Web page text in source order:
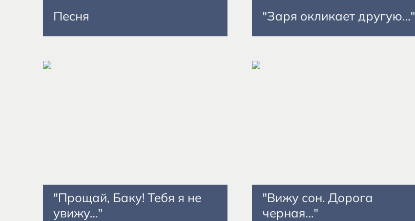
Песня "Заря окликает другую…"
"Прощай, Баку! Тебя я не
увижу…"
"Вижу сон. Дорога
черная…"